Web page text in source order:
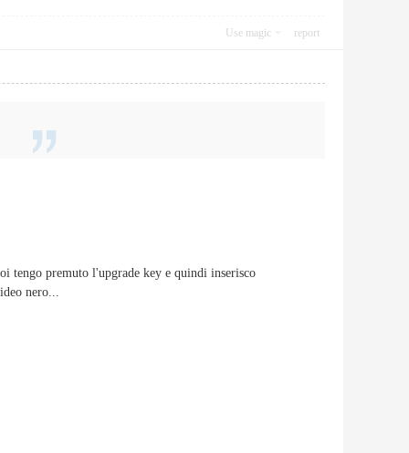
Use magic report
tengo premuto l'upgrade key e quindi inserisco
nero...